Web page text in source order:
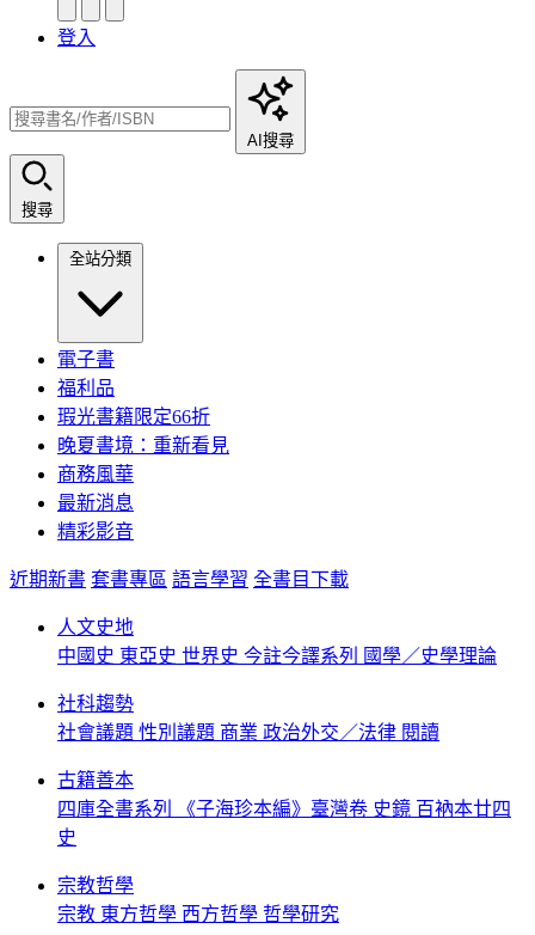
登入
AI搜尋
搜尋
全站分類
電子書
福利品
瑕光書籍限定66折
晚夏書境：重新看見
商務風華
最新消息
精彩影音
近期新書 套書專區 語言學習 全書目下載
人文史地
中國史 東亞史 世界史 今註今譯系列 國學／史學理論
社科趨勢
社會議題 性別議題 商業 政治外交／法律 閱讀
古籍善本
四庫全書系列
《子海珍本編》臺灣卷 史鏡 百衲本廿四
史
宗教哲學
宗教 東方哲學 西方哲學 哲學研究